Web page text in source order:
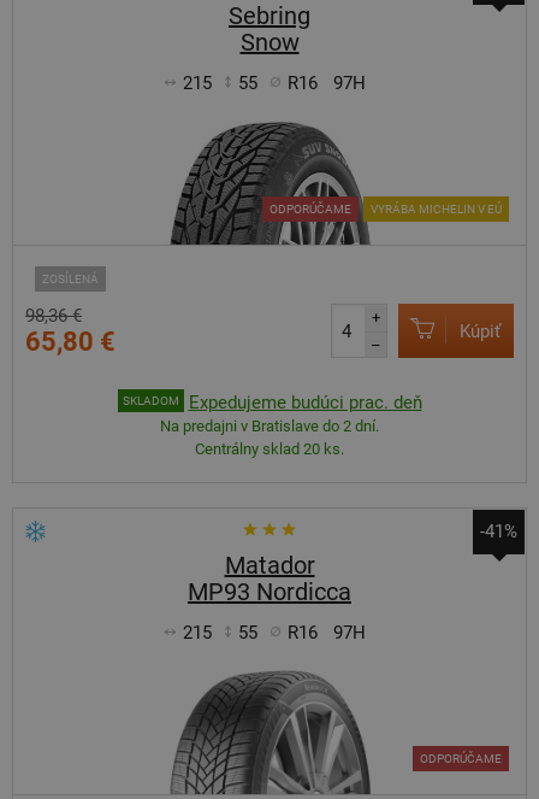
Sebring
Snow
215 55 R16 97H
ZOSÍLENÁ
ODPORÚČAME VYRÁBA MICHELIN V EÚ
98,36 €
65,80 €
+
–
Kúpiť
SKLADOM Expedujeme budúci prac. deň
Na predajni v Bratislave do 2 dní.
Centrálny sklad 20 ks.
-41%
Matador
MP93 Nordicca
215 55 R16 97H
ODPORÚČAME